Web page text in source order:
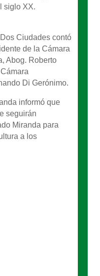
siglo XX.
Ciudades contó
de la Cámara
Abog. Roberto
Di Gerónimo.
informó que
seguirán
Miranda para
a los